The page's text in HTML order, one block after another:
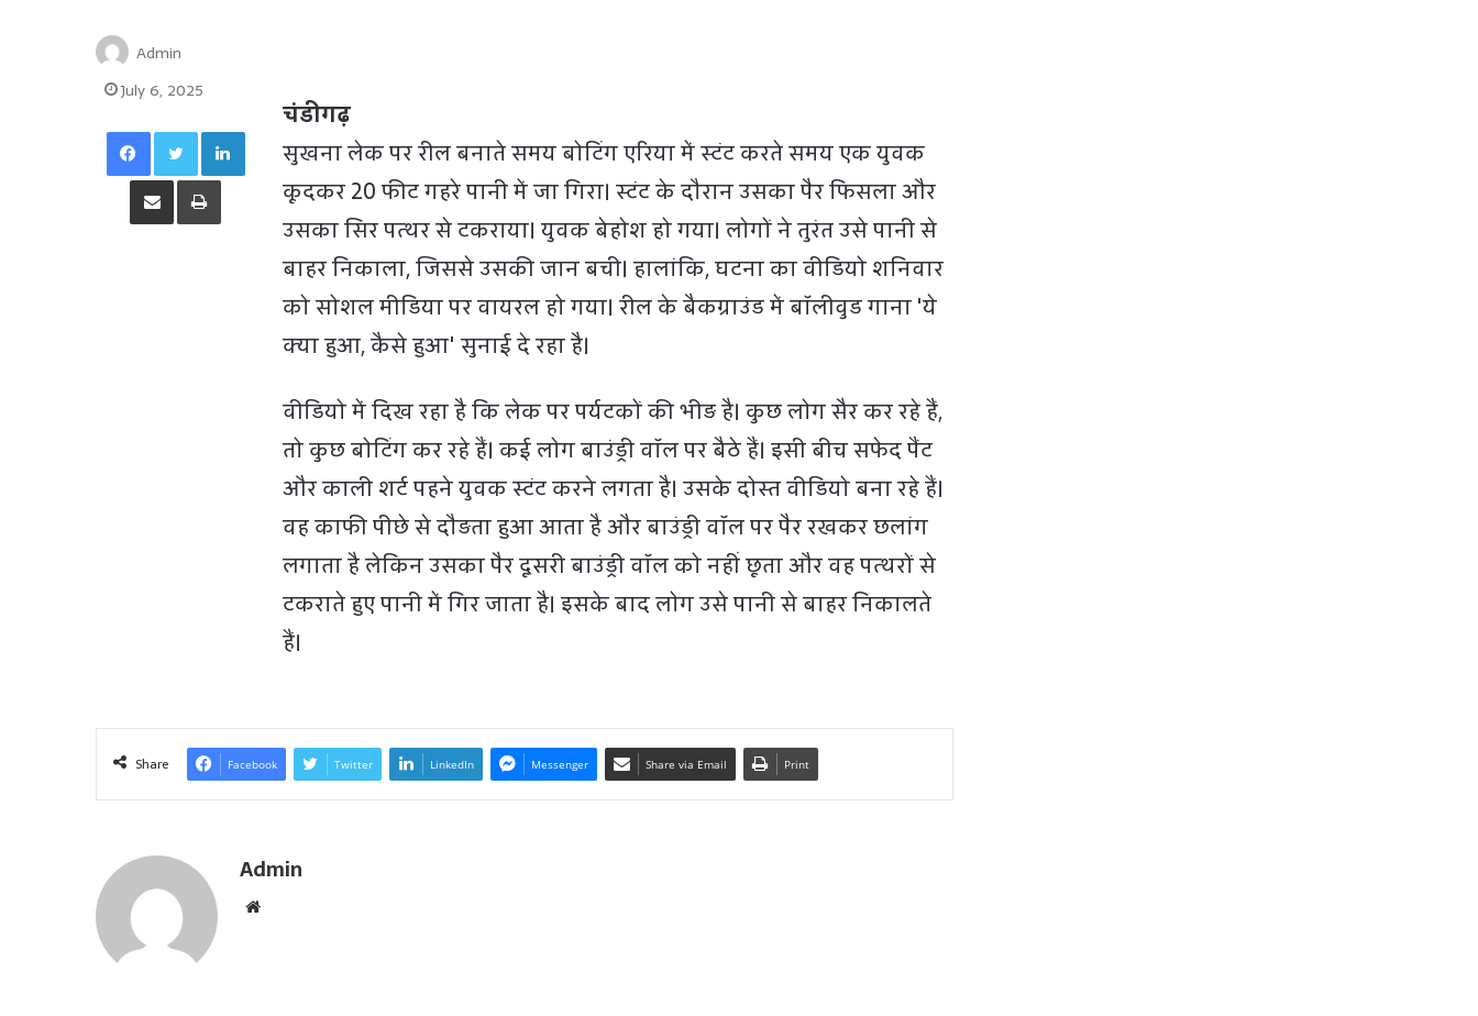
चंडीगढ़
सुखना लेक पर रील बनाते समय बोटिंग एरिया में स्टंट करते समय एक युवक
कूदकर 20 फीट गहरे पानी में जा गिरा। स्टंट के दौरान उसका पैर फिसला और
उसका सिर पत्थर से टकराया। युवक बेहोश हो गया। लोगों ने तुरंत उसे पानी से
बाहर निकाला, जिससे उसकी जान बची। हालांकि, घटना का वीडियो शनिवार
को सोशल मीडिया पर वायरल हो गया। रील के बैकग्राउंड में बॉलीवुड गाना 'ये
क्या हुआ, कैसे हुआ' सुनाई दे रहा है।
वीडियो में दिख रहा है कि लेक पर पर्यटकों की भीड़ है। कुछ लोग सैर कर रहे हैं,
तो कुछ बोटिंग कर रहे हैं। कई लोग बाउंड्री वॉल पर बैठे हैं। इसी बीच सफेद पैंट
और काली शर्ट पहने युवक स्टंट करने लगता है। उसके दोस्त वीडियो बना रहे हैं।
वह काफी पीछे से दौड़ता हुआ आता है और बाउंड्री वॉल पर पैर रखकर छलांग
लगाता है लेकिन उसका पैर दूसरी बाउंड्री वॉल को नहीं छूता और वह पत्थरों से
टकराते हुए पानी में गिर जाता है। इसके बाद लोग उसे पानी से बाहर निकालते
हैं।
Admin
July 6, 2025
Facebook Twitter LinkedIn
Share via Email Print
Share Facebook Twitter LinkedIn Messenger Share via Email Print
Admin